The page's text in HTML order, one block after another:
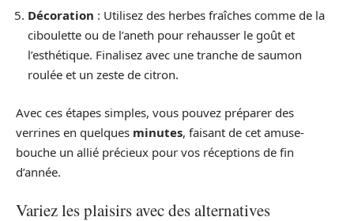
Décoration : Utilisez des herbes fraîches comme de la
ciboulette ou de l’aneth pour rehausser le goût et
l’esthétique. Finalisez avec une tranche de saumon
roulée et un zeste de citron.
Avec ces étapes simples, vous pouvez préparer des
verrines en quelques minutes, faisant de cet amuse-
bouche un allié précieux pour vos réceptions de fin
d’année.
Variez les plaisirs avec des alternatives